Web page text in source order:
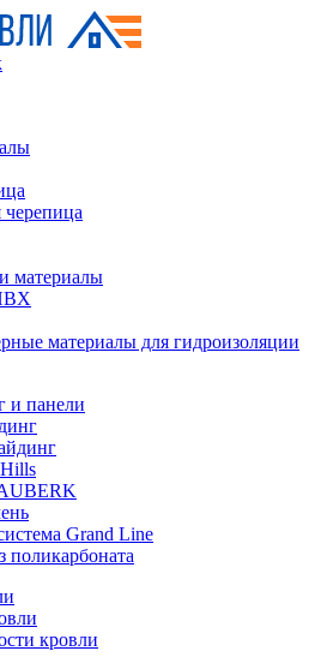
материалы
материалы для гидроизоляции
и панели
Grand Line
поликарбоната
кровли